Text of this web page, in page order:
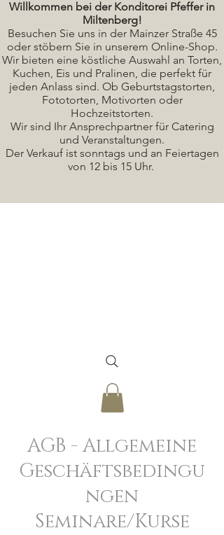
Willkommen bei der Konditorei Pfeffer in
Miltenberg!
Besuchen Sie uns in der Mainzer Straße 45
oder stöbern Sie in unserem Online-Shop.
Wir bieten eine köstliche Auswahl an Torten,
Kuchen, Eis und Pralinen, die perfekt für
jeden Anlass sind. Ob Geburtstagstorten,
Fototorten, Motivorten oder
Hochzeitstorten.
Wir sind Ihr Ansprechpartner für Catering
und Veranstaltungen.
Der Verkauf ist sonntags und an Feiertagen
von 12 bis 15 Uhr.
AGB - Allgemeine
Geschäftsbedingu
ngen
Seminare/Kurse